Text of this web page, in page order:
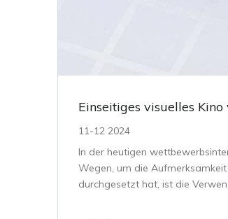
Einseitiges visuelles
11-12 2024
In der heutigen
Wegen, um die
durchgesetzt hat, ist die